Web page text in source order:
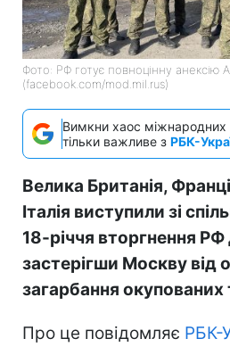
Фото: РФ готує повноцінну анексію
(facebook.com/mod.mil.rus)
Вимкни хаос
тільки важливе з РБК-
Велика Британія,
Італія виступили зі
18-річчя вторгнення РФ
застерігши Москву від
загарбання окупованих
Про це повідомляє РБК-